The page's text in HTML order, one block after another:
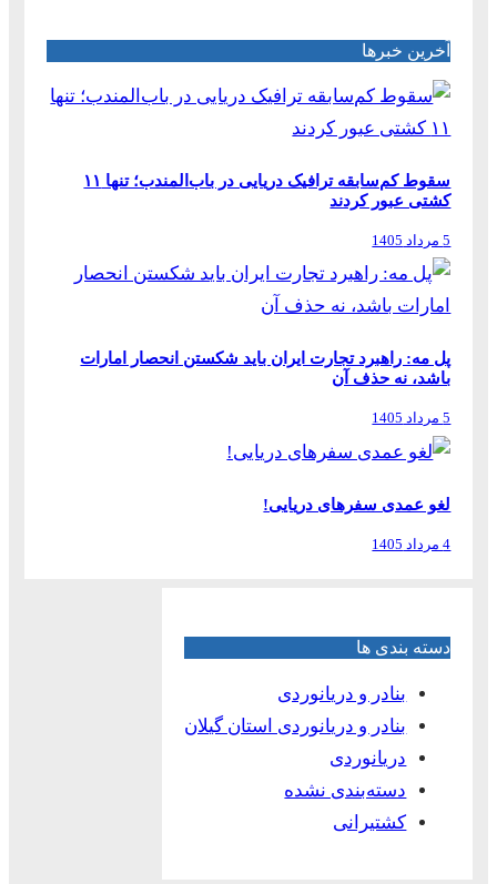
آخرین خبرها
سقوط کم‌سابقه ترافیک دریایی در باب‌المندب؛ تنها ۱۱
کشتی عبور کردند
5 مرداد 1405
پل مه: راهبرد تجارت ایران باید شکستن انحصار امارات
باشد، نه حذف آن
5 مرداد 1405
لغو عمدی سفرهای دریایی!
4 مرداد 1405
دسته بندی ها
بنادر و دریانوردی
بنادر و دریانوردی استان گیلان
دریانوردی
دسته‌بندی نشده
کشتیرانی